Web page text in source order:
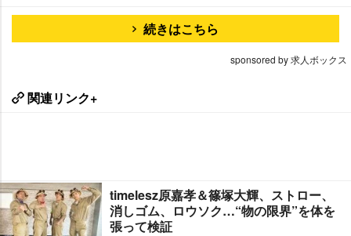
続きはこちら
sponsored by 求人ボックス
関連リンク+
timelesz原嘉孝＆篠塚大輝、ストロー、
消しゴム、ロウソク…“物の限界”を体を
張って検証